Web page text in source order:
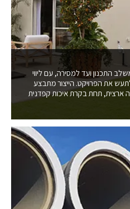
התכנון ועד למסירה, עם ליווי
את הפרויקט. הייצור מתבצע
ארצית, תחת בקרת איכות קפדנית